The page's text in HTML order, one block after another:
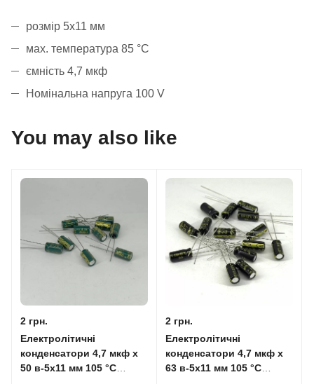
розмір 5x11 мм
мах. температура 85 °C
ємність 4,7 мкф
Номінальна напруга 100 V
You may also like
2 грн.
Електролітичні
конденсатори 4,7 мкф x
50 в-5x11 мм 105 °C
2 грн.
Електролітичні
конденсатори 4,7 мкф x
63 в-5x11 мм 105 °C